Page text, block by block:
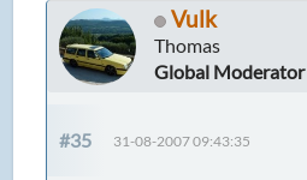
Vulk
Thomas
Global Moderator
#35 31-08-2007 09:43:35